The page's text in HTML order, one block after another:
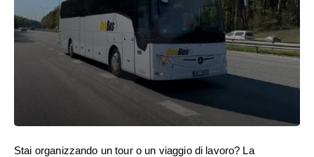
Stai organizzando un tour o un viaggio di lavoro? La